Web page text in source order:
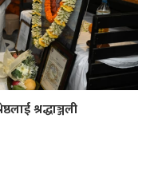
श्रद्धाञ्जली